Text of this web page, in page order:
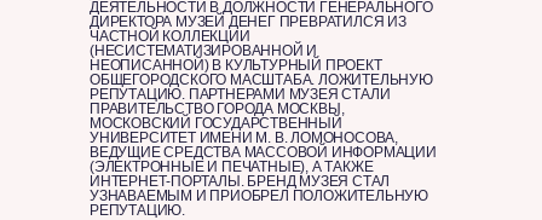
ДЕЯТЕЛЬНОСТИ В ДОЛЖНОСТИ ГЕНЕРАЛЬНОГО
ДИРЕКТОРА МУЗЕЙ ДЕНЕГ ПРЕВРАТИЛСЯ ИЗ
ЧАСТНОЙ КОЛЛЕКЦИИ
(НЕСИСТЕМАТИЗИРОВАННОЙ И
НЕОПИСАННОЙ) В КУЛЬТУРНЫЙ ПРОЕКТ
ОБЩЕГОРОДСКОГО МАСШТАБА. ЛОЖИТЕЛЬНУЮ
РЕПУТАЦИЮ. ПАРТНЕРАМИ МУЗЕЯ СТАЛИ
ПРАВИТЕЛЬСТВО ГОРОДА МОСКВЫ,
МОСКОВСКИЙ ГОСУДАРСТВЕННЫЙ
УНИВЕРСИТЕТ ИМЕНИ М. В. ЛОМОНОСОВА,
ВЕДУЩИЕ СРЕДСТВА МАССОВОЙ ИНФОРМАЦИИ
(ЭЛЕКТРОННЫЕ И ПЕЧАТНЫЕ), А ТАКЖЕ
ИНТЕРНЕТ-ПОРТАЛЫ. БРЕНД МУЗЕЯ СТАЛ
УЗНАВАЕМЫМ И ПРИОБРЕЛ ПОЛОЖИТЕЛЬНУЮ
РЕПУТАЦИЮ.